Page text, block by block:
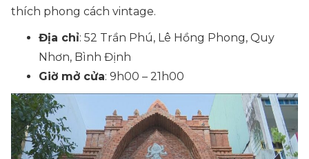
thích phong cách vintage.
Địa chỉ: 52 Trần Phú, Lê Hồng Phong, Quy
Nhơn, Bình Định
Giờ mở cửa: 9h00 – 21h00